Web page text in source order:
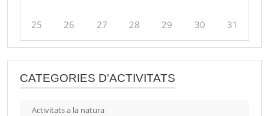
25 26 27 28 29 30 31
CATEGORIES D'ACTIVITATS
Activitats a la natura